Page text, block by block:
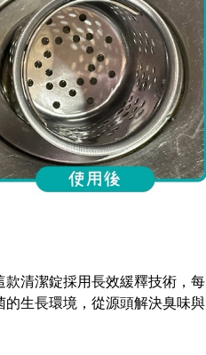
清潔錠採用長效緩釋技術，每
生長環境，從源頭解決臭味與